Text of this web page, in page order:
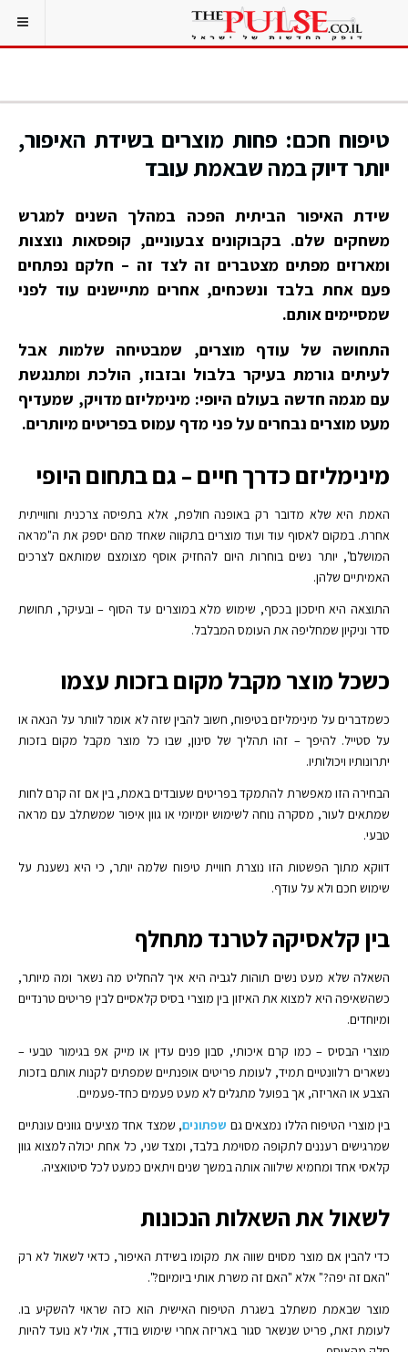
טיפוח חכם: פחות מוצרים בשידת האיפור,
יותר דיוק במה שבאמת עובד
שידת האיפור הביתית הפכה במהלך השנים למגרש
משחקים שלם. בקבוקונים צבעוניים, קופסאות נוצצות
ומארזים מפתים מצטברים זה לצד זה – חלקם נפתחים
פעם אחת בלבד ונשכחים, אחרים מתיישנים עוד לפני
שמסיימים אותם.
התחושה של עודף מוצרים, שמבטיחה שלמות אבל
לעיתים גורמת בעיקר בלבול ובזבוז, הולכת ומתנגשת
עם מגמה חדשה בעולם היופי: מינימליזם מדויק, שמעדיף
מעט מוצרים נבחרים על פני מדף עמוס בפריטים מיותרים.
מינימליזם כדרך חיים – גם בתחום היופי
האמת היא שלא מדובר רק באופנה חולפת, אלא בתפיסה צרכנית וחווייתית
אחרת. במקום לאסוף עוד ועוד מוצרים בתקווה שאחד מהם יספק את ה"מראה
המושלם", יותר נשים בוחרות היום להחזיק אוסף מצומצם שמותאם לצרכים
האמיתיים שלהן.
התוצאה היא חיסכון בכסף, שימוש מלא במוצרים עד הסוף – ובעיקר, תחושת
סדר וניקיון שמחליפה את העומס המבלבל.
כשכל מוצר מקבל מקום בזכות עצמו
כשמדברים על מינימליזם בטיפוח, חשוב להבין שזה לא אומר לוותר על הנאה או
על סטייל. להיפך – זהו תהליך של סינון, שבו כל מוצר מקבל מקום בזכות
יתרונותיו ויכולותיו.
הבחירה הזו מאפשרת להתמקד בפריטים שעובדים באמת, בין אם זה קרם לחות
שמתאים לעור, מסקרה נוחה לשימוש יומיומי או גוון איפור שמשתלב עם מראה
טבעי.
דווקא מתוך הפשטות הזו נוצרת חוויית טיפוח שלמה יותר, כי היא נשענת על
שימוש חכם ולא על עודף.
בין קלאסיקה לטרנד מתחלף
השאלה שלא מעט נשים תוהות לגביה היא איך להחליט מה נשאר ומה מיותר,
כשהשאיפה היא למצוא את האיזון בין מוצרי בסיס קלאסיים לבין פריטים טרנדיים
ומיוחדים.
מוצרי הבסיס – כמו קרם איכותי, סבון פנים עדין או מייק אפ בגימור טבעי –
נשארים רלוונטיים תמיד, לעומת פריטים אופנתיים שמפתים לקנות אותם בזכות
הצבע או האריזה, אך בפועל מתגלים לא מעט פעמים כחד-פעמיים.
בין מוצרי הטיפוח הללו נמצאים גם שפתונים, שמצד אחד מציעים גוונים עונתיים
שמרגישים רעננים לתקופה מסוימת בלבד, ומצד שני, כל אחת יכולה למצוא גוון
קלאסי אחד ומחמיא שילווה אותה במשך שנים ויתאים כמעט לכל סיטואציה.
לשאול את השאלות הנכונות
כדי להבין אם מוצר מסוים שווה את מקומו בשידת האיפור, כדאי לשאול לא רק
"האם זה יפה?" אלא "האם זה משרת אותי ביומיום?".
מוצר שבאמת משתלב בשגרת הטיפוח האישית הוא כזה שראוי להשקיע בו.
לעומת זאת, פריט שנשאר סגור באריזה אחרי שימוש בודד, אולי לא נועד להיות